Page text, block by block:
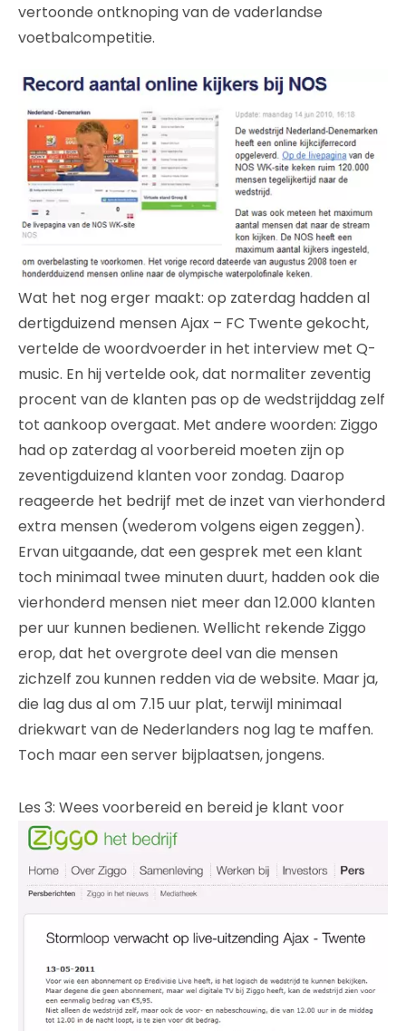
vertoonde ontknoping van de vaderlandse
voetbalcompetitie.
Wat het nog erger maakt: op zaterdag hadden al
dertigduizend mensen Ajax – FC Twente gekocht,
vertelde de woordvoerder in het interview met Q-
music. En hij vertelde ook, dat normaliter zeventig
procent van de klanten pas op de wedstrijddag zelf
tot aankoop overgaat. Met andere woorden: Ziggo
had op zaterdag al voorbereid moeten zijn op
zeventigduizend klanten voor zondag. Daarop
reageerde het bedrijf met de inzet van vierhonderd
extra mensen (wederom volgens eigen zeggen).
Ervan uitgaande, dat een gesprek met een klant
toch minimaal twee minuten duurt, hadden ook die
vierhonderd mensen niet meer dan 12.000 klanten
per uur kunnen bedienen. Wellicht rekende Ziggo
erop, dat het overgrote deel van die mensen
zichzelf zou kunnen redden via de website. Maar ja,
die lag dus al om 7.15 uur plat, terwijl minimaal
driekwart van de Nederlanders nog lag te maffen.
Toch maar een server bijplaatsen, jongens.
Les 3: Wees voorbereid en bereid je klant voor